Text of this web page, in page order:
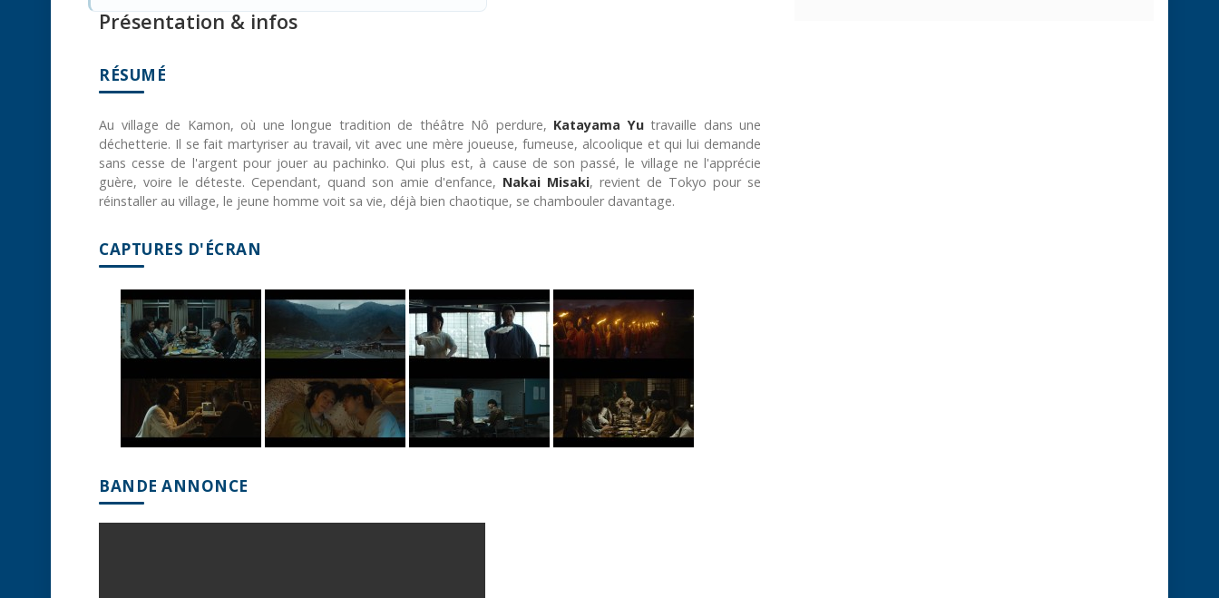
Présentation & infos
RÉSUMÉ
Au village de Kamon, où une longue tradition de théâtre Nô perdure, Katayama Yutravaille dans une
déchetterie. Il se fait martyriser au travail, vit avec une mère joueuse, fumeuse, alcoolique et qui lui demande
sans cesse de l'argent pour jouer au pachinko. Qui plus est, à cause de son passé, le village ne l'apprécie
guère, voire le déteste. Cependant, quand son amie d'enfance, Nakai Misaki, revient de Tokyo pour se
réinstaller au village, le jeune homme voit sa vie, déjà bien chaotique, se chambouler davantage.
CAPTURES D'ÉCRAN
BANDE ANNONCE